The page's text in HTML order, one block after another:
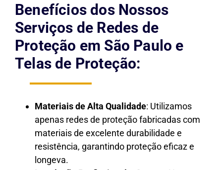
Benefícios dos Nossos
Serviços de Redes de
Proteção em São Paulo e
Telas de Proteção:
Materiais de Alta Qualidade: Utilizamos
apenas redes de proteção fabricadas com
materiais de excelente durabilidade e
resistência, garantindo proteção eficaz e
longeva.